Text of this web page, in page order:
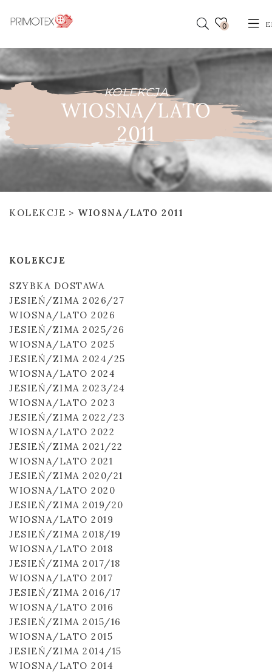
0
KOLEKCJA
WIOSNA/LATO
2011
KOLEKCJE WIOSNA/LATO 2011
KOLEKCJE
SZYBKA DOSTAWA
JESIEŃ/ZIMA 2026/27
WIOSNA/LATO 2026
JESIEŃ/ZIMA 2025/26
WIOSNA/LATO 2025
JESIEŃ/ZIMA 2024/25
WIOSNA/LATO 2024
JESIEŃ/ZIMA 2023/24
WIOSNA/LATO 2023
JESIEŃ/ZIMA 2022/23
WIOSNA/LATO 2022
JESIEŃ/ZIMA 2021/22
WIOSNA/LATO 2021
JESIEŃ/ZIMA 2020/21
WIOSNA/LATO 2020
JESIEŃ/ZIMA 2019/20
WIOSNA/LATO 2019
JESIEŃ/ZIMA 2018/19
WIOSNA/LATO 2018
JESIEŃ/ZIMA 2017/18
WIOSNA/LATO 2017
JESIEŃ/ZIMA 2016/17
WIOSNA/LATO 2016
JESIEŃ/ZIMA 2015/16
WIOSNA/LATO 2015
JESIEŃ/ZIMA 2014/15
WIOSNA/LATO 2014